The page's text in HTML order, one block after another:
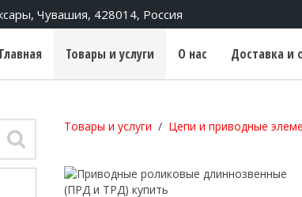
Чувашия, 428014, Россия
Главная Товары и услуги О нас Доставка и
Товары и услуги Цепи и приводные